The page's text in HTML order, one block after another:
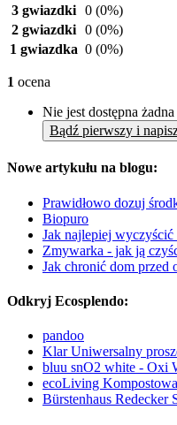
3 gwiazdki 0 (0%)
2 gwiazdki 0 (0%)
1 gwiazdka 0 (0%)
1 ocena
Nie jest dostępna żadna
Bądź pierwszy i
Nowe artykułu na blogu:
Prawidłowo dozuj
Biopuro
Jak najlepiej wyczyścić
Zmywarka - jak ją
Jak chronić dom przed
Odkryj Ecosplendo:
pandoo
Klar Uniwersalny
bluu snO2 white - Oxi
ecoLiving
Bürstenhaus Redecker